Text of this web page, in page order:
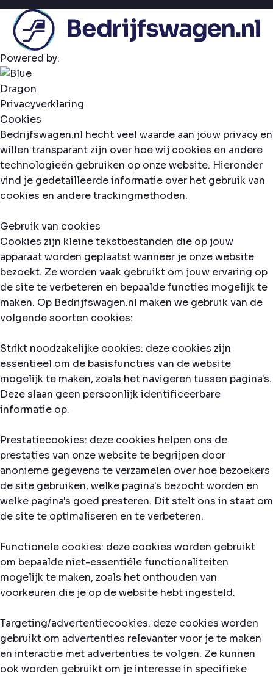
Powered by:
Privacyverklaring
Cookies
Bedrijfswagen.nl hecht veel waarde aan jouw privacy en
willen transparant zijn over hoe wij cookies en andere
technologieën gebruiken op onze website. Hieronder
vind je gedetailleerde informatie over het gebruik van
cookies en andere trackingmethoden.
Gebruik van cookies
Cookies zijn kleine tekstbestanden die op jouw
apparaat worden geplaatst wanneer je onze website
bezoekt. Ze worden vaak gebruikt om jouw ervaring op
de site te verbeteren en bepaalde functies mogelijk te
maken. Op Bedrijfswagen.nl maken we gebruik van de
volgende soorten cookies:
Strikt noodzakelijke cookies: deze cookies zijn
essentieel om de basisfuncties van de website
mogelijk te maken, zoals het navigeren tussen pagina's.
Deze slaan geen persoonlijk identificeerbare
informatie op.
Prestatiecookies: deze cookies helpen ons de
prestaties van onze website te begrijpen door
anonieme gegevens te verzamelen over hoe bezoekers
de site gebruiken, welke pagina's bezocht worden en
welke pagina's goed presteren. Dit stelt ons in staat om
de site te optimaliseren en te verbeteren.
Functionele cookies: deze cookies worden gebruikt
om bepaalde niet-essentiële functionaliteiten
mogelijk te maken, zoals het onthouden van
voorkeuren die je op de website hebt ingesteld.
Targeting/advertentiecookies: deze cookies worden
gebruikt om advertenties relevanter voor je te maken
en interactie met advertenties te volgen. Ze kunnen
ook worden gebruikt om je interesse in specifieke